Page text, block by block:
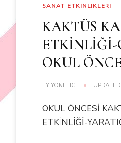
SANAT ETKINLIKLERI
KAKTÜS
ETKİNLİĞİ-
OKUL
BYYÖNETICI
OKUL ÖNCESİ
ETKİNLİĞİ-